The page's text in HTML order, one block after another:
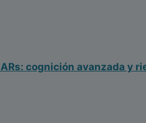
cognición avanzada y